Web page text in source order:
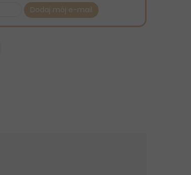
Dodaj mój e-mail